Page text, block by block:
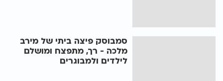
סמבוסק פיצה ביתי של מירב
מלכה - רך, מתפצח ומושלם
לילדים ולמבוגרים